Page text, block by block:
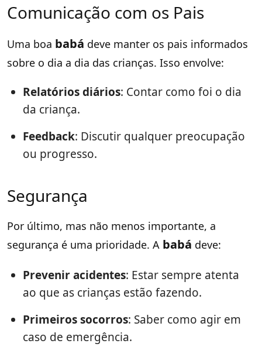
Comunicação com os Pais
Uma boa babá deve manter os pais informados
sobre o dia a dia das crianças. Isso envolve:
Relatórios diários: Contar como foi o dia
da criança.
Feedback: Discutir qualquer preocupação
ou progresso.
Segurança
Por último, mas não menos importante, a
segurança é uma prioridade. A babá deve:
Prevenir acidentes: Estar sempre atenta
ao que as crianças estão fazendo.
Primeiros socorros: Saber como agir em
caso de emergência.